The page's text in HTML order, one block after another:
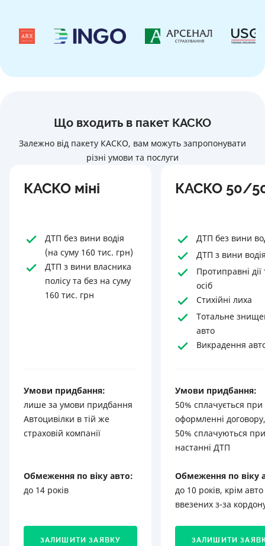
Що входить в пакет КАСКО
Залежно від пакету КАСКО, вам можуть запропонувати
різні умови та послуги
КАСКО міні КАСКО 50/
ДТП без вини водія
(на суму 160 тис. грн)
ДТП з вини власника
полісу та без на суму
160 тис. грн
ДТП без вини
ДТП з вини
Протиправні дії
осіб
Стихійні лиха
Тотальне
авто
Викрадення
Умови придбання:
лише за умови придбання
Автоцивілки в тій же
страховій компанії
Умови придбання:
50% сплачується при
оформленні
50% сплачуються при
настанні ДТП
Обмеження по віку авто:
до 14 років
Обмеження по віку
до 10 років, крім авто
ввезених з-за
ЗАЛИШИТИ ЗАЯВКУ ЗАЛИШИТИ